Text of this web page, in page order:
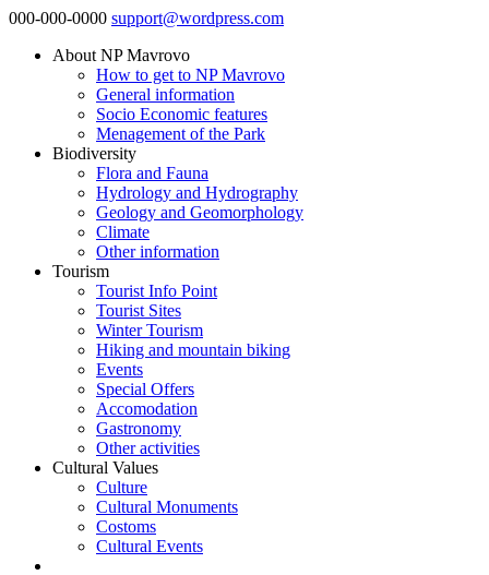
000-000-0000 support@wordpress.com
About NP Mavrovo
How to get to NP Mavrovo
General information
Socio Economic features
Menagement of the Park
Biodiversity
Flora and Fauna
Hydrology and Hydrography
Geology and Geomorphology
Climate
Other information
Tourism
Tourist Info Point
Tourist Sites
Winter Tourism
Hiking and mountain biking
Events
Special Offers
Accomodation
Gastronomy
Other activities
Cultural Values
Culture
Cultural Monuments
Costoms
Cultural Events